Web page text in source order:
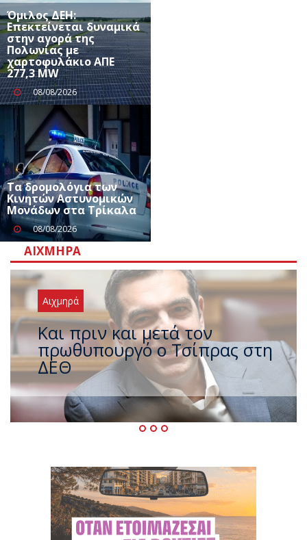
Όμιλος ΔΕΗ:
Επεκτείνεται δυναμικά
στην αγορά της
Πολωνίας με
χαρτοφυλάκιο ΑΠΕ
277,3 MW
08/08/2026
Τα δρομολόγια των
Κινητών Αστυνομικών
Μονάδων στα Τρίκαλα
08/08/2026
ΑΙΧΜΗΡΆ
Αιχμηρά
Έρχεται νέο ισχυρό κύμα
ζέστης με 40 βαθμούς Κελσίου
– Ο καιρός έως τον
Δεκαπενταύγουστο